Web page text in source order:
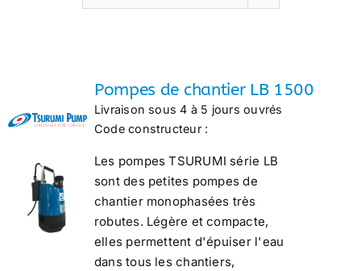
Pompes de chantier LB 1500
Livraison sous 4 à 5 jours ouvrés
Code constructeur :
Les pompes TSURUMI série LB
sont des petites pompes de
chantier monophasées très
robutes. Légère et compacte,
elles permettent d'épuiser l'eau
dans tous les chantiers,